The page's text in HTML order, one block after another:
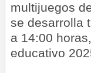
multijuegos
se desarrolla
a 14:00
educativo